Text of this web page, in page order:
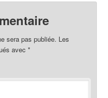
sera pas publiée. Les
avec*